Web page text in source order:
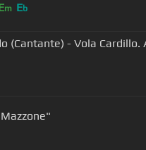
m Eb
(Cantante) - Vola Cardillo.
Mazzone"